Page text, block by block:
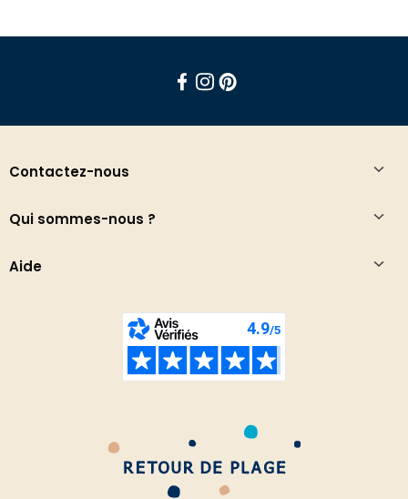
Contactez-nous
Qui sommes-nous ?
Aide